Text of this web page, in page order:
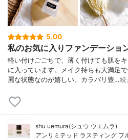
5.00
私のお気に入りファンデーショ
軽い付けごごちで、薄く付けても肌を
に入っています。メイク持ちも大満足
麗な状態なのが嬉しい。カラバリ豊…続
shu uemura(シュウ ウエムラ)
アンリミテッド ラスティング フ